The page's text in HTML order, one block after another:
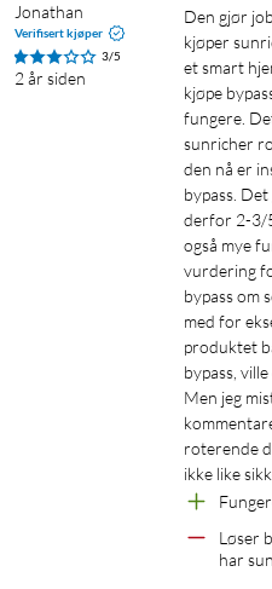
Jonathan
Verifisert kjøper
3/5
2 år siden
Den gjør jobben, liksom. En grunn til at du
kjøper
et smart
kjøpe
fungere.
sunricher
den nå er
bypass.
derfor 2-3/
også mye
vurdering
bypass om
med for
produktet
bypass,
Men jeg
roterende
ikke like
Løser
har